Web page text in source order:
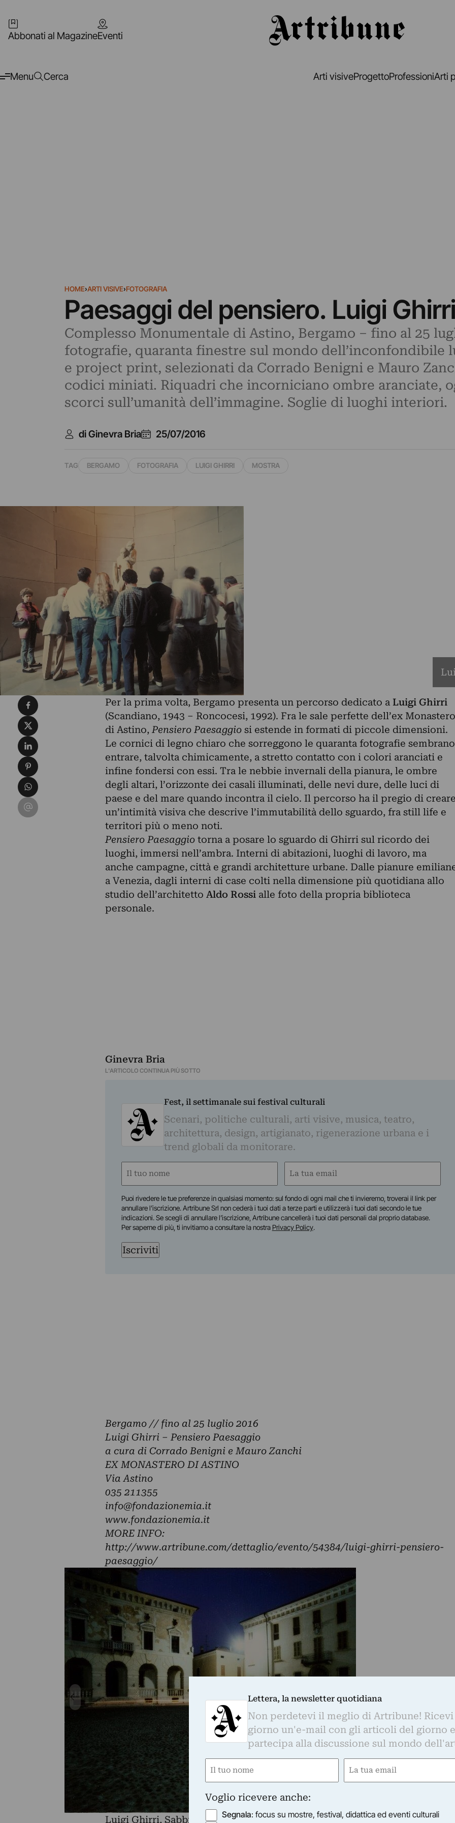
Abbonati al MagazineEventi
Menu Cerca Arti visiveProgettoProfessioniArti
HOME›ARTI VISIVE›FOTOGRAFIA
Paesaggi del pensiero. Luigi
Complesso Monumentale di Astino, Bergamo – fino al 25
fotografie, quaranta finestre sul mondo dell’inconfondibile
e project print, selezionati da Corrado Benigni e Mauro
codici miniati. Riquadri che incorniciano ombre aranciate,
scorci sull’umanità dell’immagine. Soglie di luoghi interiori.
di Ginevra Bria 25/07/2016
TAG BERGAMO FOTOGRAFIA LUIGI GHIRRI MOSTRA
Per la prima volta, Bergamo presenta un percorso dedicato a Luigi Ghirri
(Scandiano, 1943 – Roncocesi, 1992). Fra le sale perfette dell’ex Monastero
di Astino, Pensiero Paesaggiosi estende in formati di piccole dimensioni.
Le cornici di legno chiaro che sorreggono le quaranta fotografie sembrano
entrare, talvolta chimicamente, a stretto contatto con i colori aranciati e
infine fondersi con essi. Tra le nebbie invernali della pianura, le ombre
degli altari, l’orizzonte dei casali illuminati, delle nevi dure, delle luci di
paese e del mare quando incontra il cielo. Il percorso ha il pregio di creare
un’intimità visiva che descrive l’immutabilità dello sguardo, fra still life e
territori più o meno noti.
Pensiero Paesaggiotorna a posare lo sguardo di Ghirri sul ricordo dei
luoghi, immersi nell’ambra. Interni di abitazioni, luoghi di lavoro, ma
anche campagne, città e grandi architetture urbane. Dalle pianure
a Venezia, dagli interni di case colti nella dimensione più quotidiana allo
studio dell’architetto Aldo Rossialle foto della propria biblioteca
personale.
Ginevra Bria
L'ARTICOLO CONTINUA PIÙ SOTTO
Fest, il settimanale sui festival culturali
Scenari, politiche culturali, arti visive, musica, teatro,
architettura, design, artigianato, rigenerazione urbana e i
trend globali da monitorare.
Nome
Email
Puoi rivedere le tue preferenze in qualsiasi momento: sul fondo di ogni mail che ti invieremo, troverai il link per
annullare l’iscrizione. Artribune Srl non cederà i tuoi dati a terze parti e utilizzerà i tuoi dati secondo le tue
indicazioni. Se scegli di annullare l’iscrizione, Artribune cancellerà i tuoi dati personali dal proprio database.
Per saperne di più, ti invitiamo a consultare la nostra Privacy Policy.
Iscriviti
Bergamo // fino al 25 luglio 2016
Luigi Ghirri – Pensiero Paesaggio
a cura di Corrado Benigni e Mauro Zanchi
EX MONASTERO DI ASTINO
Via Astino
035 211355
info@fondazionemia.it
www.fondazionemia.it
MORE INFO:
http://www.artribune.com/dettaglio/evento/54384/luigi-ghirri-pensiero-
paesaggio/
1 / 6
Luigi Ghirri, Sabbioneta, 1989
Condividi su Facebook
Condividi su X
Condividi su LinkedIn
Condividi su Pinterest
Condividi su WhatsApp
Condividi su Email
Lettera, la newsletter quotidiana
Non perdetevi il meglio di Artribune! Ricevi
giorno un'e-mail con gli articoli del giorno e
partecipa alla discussione sul mondo
Nome
Email
Voglio ricevere anche:
Segnala: focus su mostre, festival, didattica ed eventi culturali